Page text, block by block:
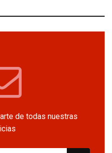
de todas nuestras